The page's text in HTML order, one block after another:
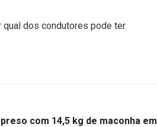
qual dos condutores pode ter
com 14,5 kg de maconha em